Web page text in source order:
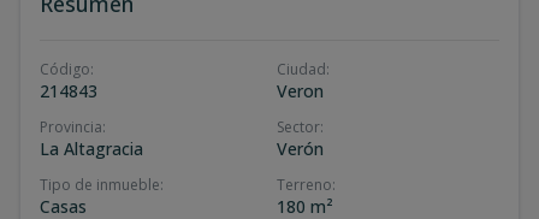
Código:
214843
Ciudad:
Veron
Provincia:
La Altagracia
Sector:
Verón
Tipo de inmueble:
Casas
Terreno:
180 m²